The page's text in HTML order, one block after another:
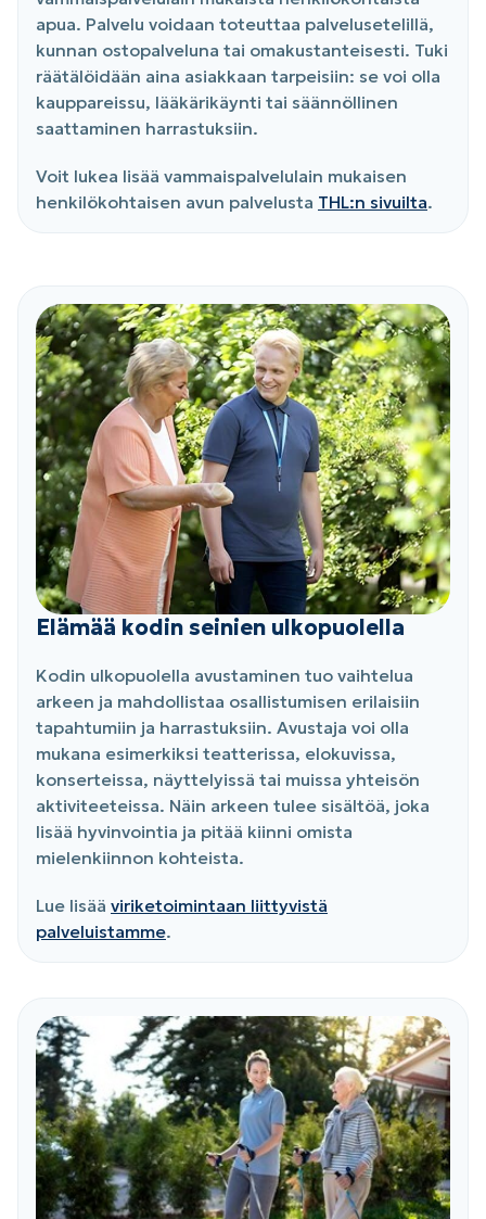
apua. Palvelu voidaan toteuttaa palvelusetelillä,
kunnan ostopalveluna tai omakustanteisesti. Tuki
räätälöidään aina asiakkaan tarpeisiin: se voi olla
kauppareissu, lääkärikäynti tai säännöllinen
saattaminen harrastuksiin.
Voit lukea lisää vammaispalvelulain mukaisen
henkilökohtaisen avun palvelusta THL:n sivuilta.
Elämää kodin seinien ulkopuolella
Kodin ulkopuolella avustaminen tuo vaihtelua
arkeen ja mahdollistaa osallistumisen erilaisiin
tapahtumiin ja harrastuksiin. Avustaja voi olla
mukana esimerkiksi teatterissa, elokuvissa,
konserteissa, näyttelyissä tai muissa yhteisön
aktiviteeteissa. Näin arkeen tulee sisältöä, joka
lisää hyvinvointia ja pitää kiinni omista
mielenkiinnon kohteista.
Lue lisää viriketoimintaan liittyvistä
palveluistamme.